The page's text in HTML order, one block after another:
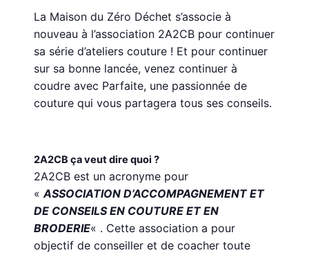
La Maison du Zéro Déchet s’associe à
nouveau à l’association 2A2CB pour continuer
sa série d’ateliers couture ! Et pour continuer
sur sa bonne lancée, venez continuer à
coudre avec Parfaite, une passionnée de
couture qui vous partagera tous ses conseils.
2A2CB ça veut dire quoi ?
2A2CB est un acronyme pour
«ASSOCIATION D’ACCOMPAGNEMENT ET
DE CONSEILS EN COUTURE ET EN
BRODERIE« . Cette association a pour
objectif de conseiller et de coacher toute